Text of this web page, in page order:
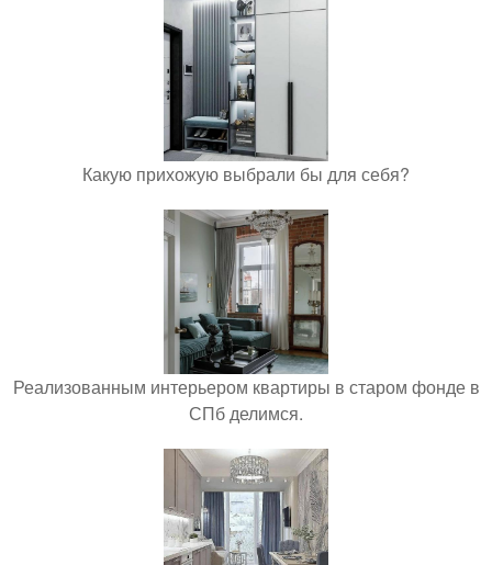
Какую прихожую выбрали бы для себя?
Реализованным интерьером квартиры в старом фонде в
СПб делимся.